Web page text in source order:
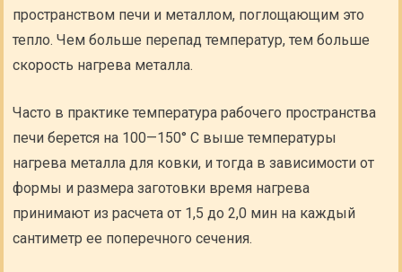
пространством печи и металлом, поглощающим это
тепло. Чем больше перепад температур, тем больше
скорость нагрева металла.
Часто в практике температура рабочего пространства
печи берется на 100—150° С выше температуры
нагрева металла для ковки, и тогда в зависимости от
формы и размера заготовки время нагрева
принимают из расчета от 1,5 до 2,0 мин на каждый
сантиметр ее поперечного сечения.